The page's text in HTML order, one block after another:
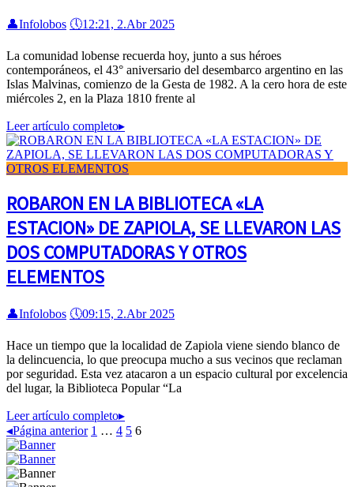
👤Infolobos 🕔12:21, 2.Abr 2025
La comunidad lobense recuerda hoy, junto a sus héroes
contemporáneos, el 43° aniversario del desembarco argentino en las
Islas Malvinas, comienzo de la Gesta de 1982. A la cero hora de este
miércoles 2, en la Plaza 1810 frente al
Leer artículo completo▸
ROBARON EN LA BIBLIOTECA «LA
ESTACION» DE ZAPIOLA, SE LLEVARON LAS
DOS COMPUTADORAS Y OTROS
ELEMENTOS
👤Infolobos 🕔09:15, 2.Abr 2025
Hace un tiempo que la localidad de Zapiola viene siendo blanco de
la delincuencia, lo que preocupa mucho a sus vecinos que reclaman
por seguridad. Esta vez atacaron a un espacio cultural por excelencia
del lugar, la Biblioteca Popular “La
Leer artículo completo▸
◂Página anterior 1 … 4 5 6